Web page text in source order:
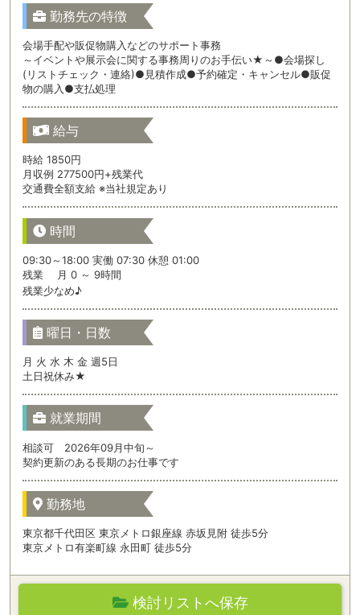
勤務先の特徴
会場手配や販促物購入などのサポート事務
～イベントや展示会に関する事務周りのお手伝い★～●会場探し
(リストチェック・連絡)●見積作成●予約確定・キャンセル●販促
物の購入●支払処理
給与
時給 1850円
月収例 277500円+残業代
交通費全額支給 ※当社規定あり
時間
09:30～18:00 実働 07:30 休憩 01:00
残業 月 0 ～ 9時間
残業少なめ♪
曜日・日数
月 火 水 木 金 週5日
土日祝休み★
就業期間
相談可 2026年09月中旬～
契約更新のある長期のお仕事です
勤務地
東京都千代田区 東京メトロ銀座線 赤坂見附 徒歩5分
東京メトロ有楽町線 永田町 徒歩5分
検討リストへ保存